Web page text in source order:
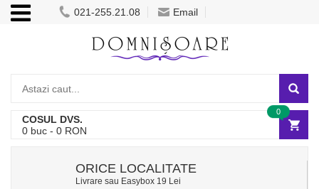
021-255.21.08 Email
COSUL DVS.
0 buc - 0 RON
0
ORICE LOCALITATE
Livrare sau Easybox 19 Lei